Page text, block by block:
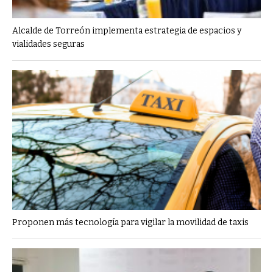
Alcalde de Torreón implementa estrategia de espacios y
vialidades seguras
Proponen más tecnología para vigilar la movilidad de taxis